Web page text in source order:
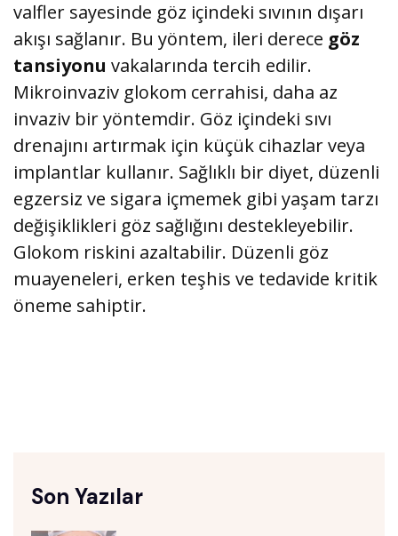
valfler sayesinde göz içindeki sıvının dışarı
akışı sağlanır. Bu yöntem, ileri derece göz
tansiyonu vakalarında tercih edilir.
Mikroinvaziv glokom cerrahisi, daha az
invaziv bir yöntemdir. Göz içindeki sıvı
drenajını artırmak için küçük cihazlar veya
implantlar kullanır. Sağlıklı bir diyet, düzenli
egzersiz ve sigara içmemek gibi yaşam tarzı
değişiklikleri göz sağlığını destekleyebilir.
Glokom riskini azaltabilir. Düzenli göz
muayeneleri, erken teşhis ve tedavide kritik
öneme sahiptir.
Son Yazılar